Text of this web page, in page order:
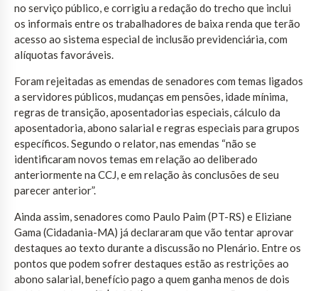
no serviço público, e corrigiu a redação do trecho que inclui
os informais entre os trabalhadores de baixa renda que terão
acesso ao sistema especial de inclusão previdenciária, com
alíquotas favoráveis.
Foram rejeitadas as emendas de senadores com temas ligados
a servidores públicos, mudanças em pensões, idade mínima,
regras de transição, aposentadorias especiais, cálculo da
aposentadoria, abono salarial e regras especiais para grupos
específicos. Segundo o relator, nas emendas “não se
identificaram novos temas em relação ao deliberado
anteriormente na CCJ, e em relação às conclusões de seu
parecer anterior”.
Ainda assim, senadores como Paulo Paim (PT-RS) e Eliziane
Gama (Cidadania-MA) já declararam que vão tentar aprovar
destaques ao texto durante a discussão no Plenário. Entre os
pontos que podem sofrer destaques estão as restrições ao
abono salarial, benefício pago a quem ganha menos de dois